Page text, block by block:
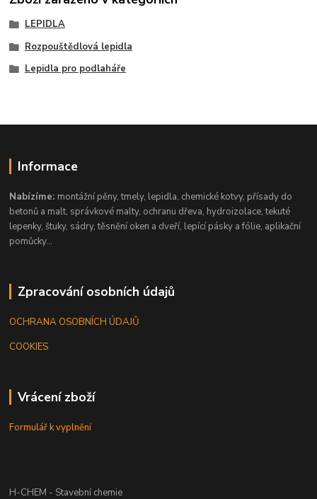
LEPIDLA
Rozpouštědlová lepidla
Lepidla pro podlaháře
Informace
Nabízíme: montážní pěny, tmely, lepidla, chemické kotvy, přísady do
betonů a malt, správkové malty, ochranu dřeva, hydroizolace, tekuté
lepenky, štuky, sádry, těsnění oken a dveří, lepící pásky a fólie, aplikační
pomůcky...
Zpracování osobních údajů
OCHRANA OSOBNÍCH ÚDAJŮ
COOKIES
Vrácení zboží
Formulář k vyplnění
H-CHEM - Stavební chemie